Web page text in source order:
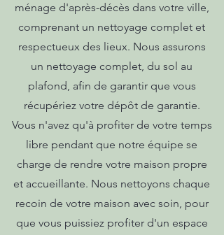
ménage d'après-décès dans votre ville,
comprenant un nettoyage complet et
respectueux des lieux. Nous assurons
un nettoyage complet, du sol au
plafond, afin de garantir que vous
récupériez votre dépôt de garantie.
Vous n'avez qu'à profiter de votre temps
libre pendant que notre équipe se
charge de rendre votre maison propre
et accueillante. Nous nettoyons chaque
recoin de votre maison avec soin, pour
que vous puissiez profiter d'un espace